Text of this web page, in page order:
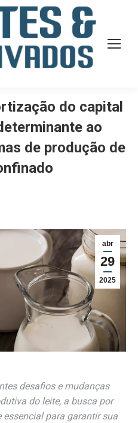
do capital
ao
de produção de
abr
29
2025
desafios e mudanças
do leite, a busca por
para garantir sua